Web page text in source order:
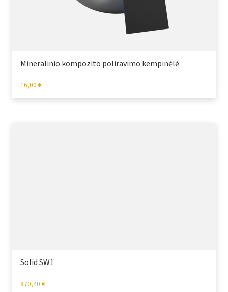
Mineralinio kompozito poliravimo kempinėlė
16,00 €
Solid SW1
870,40 €